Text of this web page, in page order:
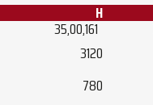
H
35,00,161
3120
780